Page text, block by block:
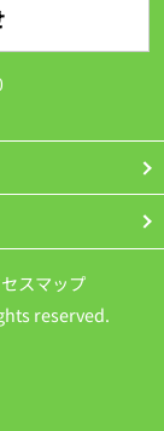
スマップ
reserved.